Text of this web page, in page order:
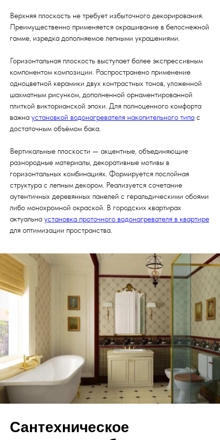
Верхняя плоскость не требует избыточного декорирования.
Преимущественно применяется окрашивание в белоснежной
гамме, изредка дополняемое лепными украшениями.
Горизонтальная плоскость выступает более экспрессивным
компонентом композиции. Распространено применение
одноцветной керамики двух контрастных тонов, уложенной
шахматным рисунком, дополненной орнаментированной
плиткой викторианской эпохи. Для полноценного комфорта
важна установкой водонагревателя накопительного типа с
достаточным объёмом бака.
Вертикальные плоскости — акцентные, объединяющие
разнородные материалы, декоративные мотивы в
горизонтальных комбинациях. Формируется послойная
структура с лепным декором. Реализуется сочетание
аутентичных деревянных панелей с геральдическими обоями
либо монохромной окраской. В городских квартирах
актуальна установка проточного водонагревателя в квартире
для оптимизации пространства.
Сантехническое